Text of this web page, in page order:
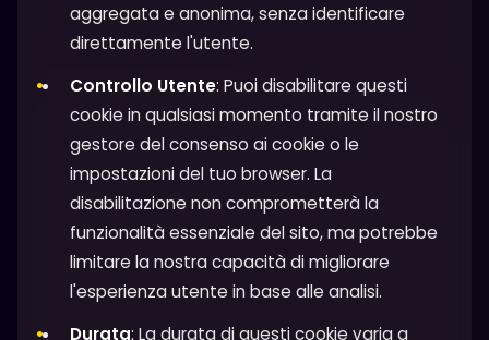
aggregata e anonima, senza identificare
direttamente l'utente.
Controllo Utente: Puoi disabilitare questi
cookie in qualsiasi momento tramite il nostro
gestore del consenso ai cookie o le
impostazioni del tuo browser. La
disabilitazione non comprometterà la
funzionalità essenziale del sito, ma potrebbe
limitare la nostra capacità di migliorare
l'esperienza utente in base alle analisi.
Durata: La durata di questi cookie varia a